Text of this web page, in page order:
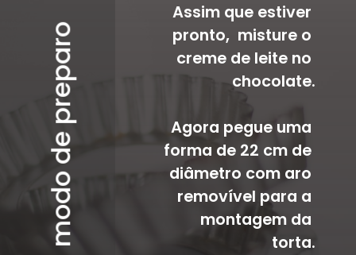
Assim que estiver
pronto,  misture o
creme de leite no
chocolate.
Agora pegue uma
forma de 22 cm de
diâmetro com aro
removível para a
montagem da
torta.
modo de preparo